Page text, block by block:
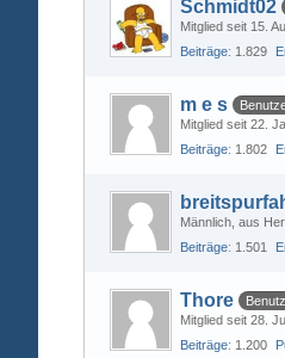
Schmidt02
Mitglied seit 15.
Beiträge 1.829
m e s
Mitglied seit 22.
Beiträge 1.802
Männlich aus
Beiträge 1.501
Thore
Mitglied seit 28.
Beiträge 1.200